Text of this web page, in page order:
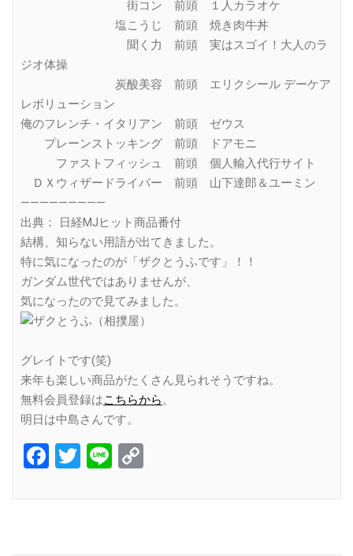
街コン 前頭 １人カラオケ
塩こうじ 前頭 焼き肉牛丼
聞く力 前頭 実はスゴイ！大人のラ
ジオ体操
炭酸美容 前頭 エリクシール デーケア
レボリューション
俺のフレンチ・イタリアン 前頭 ゼウス
プレーンストッキング 前頭 ドアモニ
ファストフィッシュ 前頭 個人輸入代行サイト
ＤＸウィザードライバー 前頭 山下達郎＆ユーミン
—————————
出典： 日経MJヒット商品番付
結構、知らない用語が出てきました。
特に気になったのが「ザクとうふです」！！
ガンダム世代ではありませんが、
気になったので見てみました。
グレイトです(笑)
来年も楽しい商品がたくさん見られそうですね。
無料会員登録はこちらから。
明日は中島さんです。
Facebook
Twitter
Line